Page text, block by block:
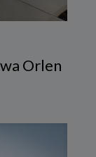
Orlen